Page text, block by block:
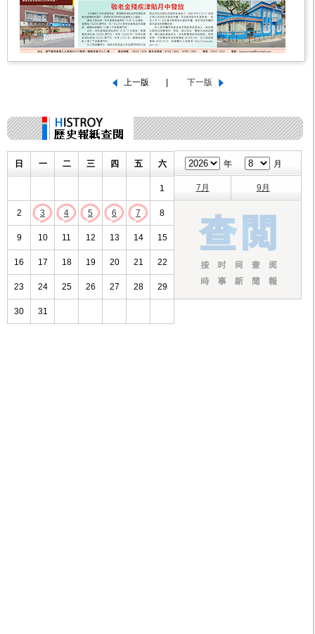
日 一 二 三 四 五 六
1
2 3 4 5 6 7 8
9 10 11 12 13 14 15
16 17 18 19 20 21 22
23 24 25 26 27 28 29
30 31
年 月
7月 9月